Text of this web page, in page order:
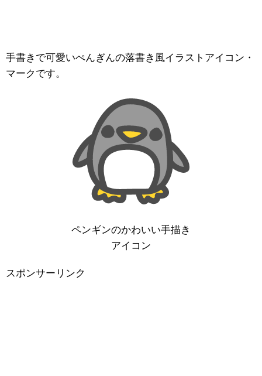
手書きで可愛いぺんぎんの落書き風イラストアイコン・
マークです。
ペンギンのかわいい手描き
アイコン
スポンサーリンク